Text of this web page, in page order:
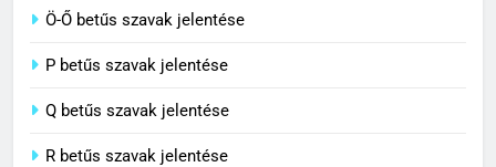
8
Centenárium jelentése
Ö-Ő betűs szavak jelentése
P betűs szavak jelentése
Q betűs szavak jelentése
R betűs szavak jelentése